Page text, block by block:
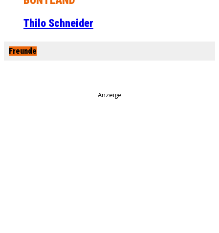
Thilo Schneider
Freunde
Anzeige